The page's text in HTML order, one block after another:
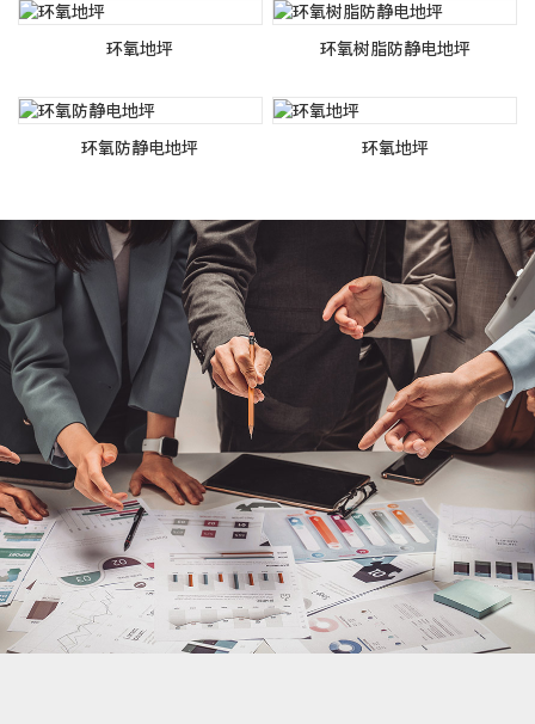
环氧地坪 环氧树脂防静电地坪
环氧防静电地坪 环氧地坪